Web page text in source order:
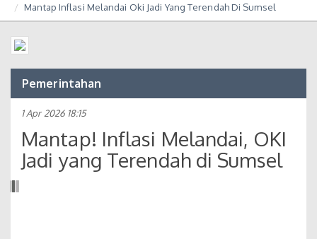
Mantap Inflasi Melandai Oki Jadi Yang Terendah Di Sumsel
Pemerintahan
1 Apr 2026 18:15
Mantap! Inflasi Melandai, OKI
Jadi yang Terendah di Sumsel